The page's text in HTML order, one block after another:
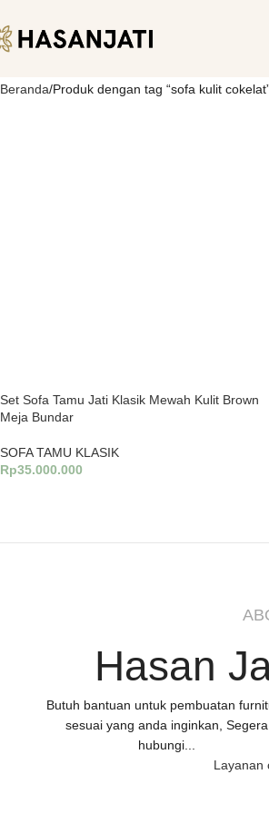
Beranda Produk dengan tag “sofa kulit
Set Sofa Tamu Jati Klasik Mewah Kulit Brown
Meja Bundar
SOFA TAMU KLASIK
Rp35.000.000
Hasan
Butuh bantuan untuk pembuatan
sesuai yang anda inginkan, Segera
hubungi...
Layanan